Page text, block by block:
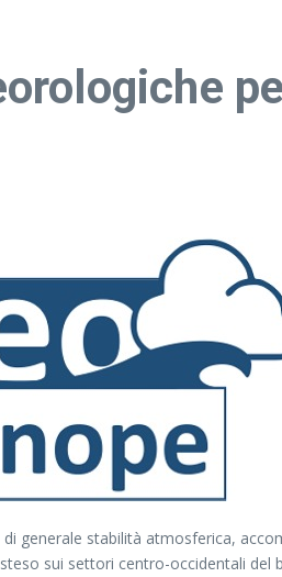
generale stabilità atmosferica,
sui settori centro-occidentali